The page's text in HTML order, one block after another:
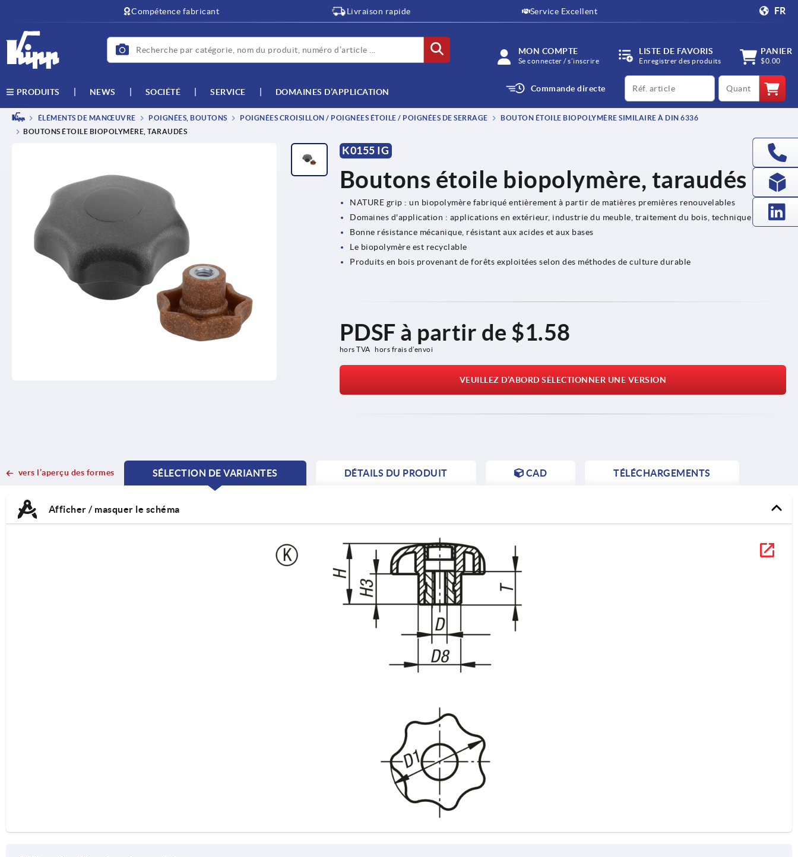
Compétence fabricant Livraison rapide Service Excellent FR
MON COMPTE
Se connecter / s’inscrire
LISTE DE FAVORIS
Enregistrer des produits
PANIER
$0.00
PRODUITS NEWS SOCIÉTÉ SERVICE DOMAINES D’APPLICATION Commande directe
productCode qty
ÉLÉMENTS DE MANŒUVRE POIGNÉES, BOUTONS POIGNÉES CROISILLON / POIGNÉES ÉTOILE / POIGNÉES DE SERRAGE
BOUTON ÉTOILE BIOPOLYMÈRE SIMILAIRE À DIN 6336
BOUTONS ÉTOILE BIOPOLYMÈRE, TARAUDÉS
K0155 IG
Boutons étoile biopolymère, taraudés
NATURE grip : un biopolymère fabriqué entièrement à partir de matières premières renouvelables
Domaines d'application : applications en extérieur, industrie du meuble, traitement du bois, technique agricole
Bonne résistance mécanique, résistant aux acides et aux bases
Le biopolymère est recyclable
Produits en bois provenant de forêts exploitées selon des méthodes de culture durable
PDSF à partir de $1.58
hors TVA hors frais d’envoi
VEUILLEZ D’ABORD SÉLECTIONNER UNE VERSION
vers l’aperçu des formes
SÉLECTION DE VARIANTES
CURRENT
CURRENT
DÉTAILS DU PRODUIT CAD TÉLÉCHARGEMENTS
Afficher / masquer le schéma